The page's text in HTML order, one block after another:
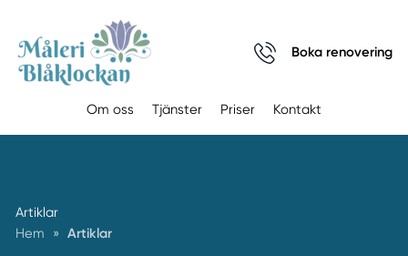
Boka renovering
Om oss Tjänster Priser Kontakt
Artiklar
Hem
» Artiklar